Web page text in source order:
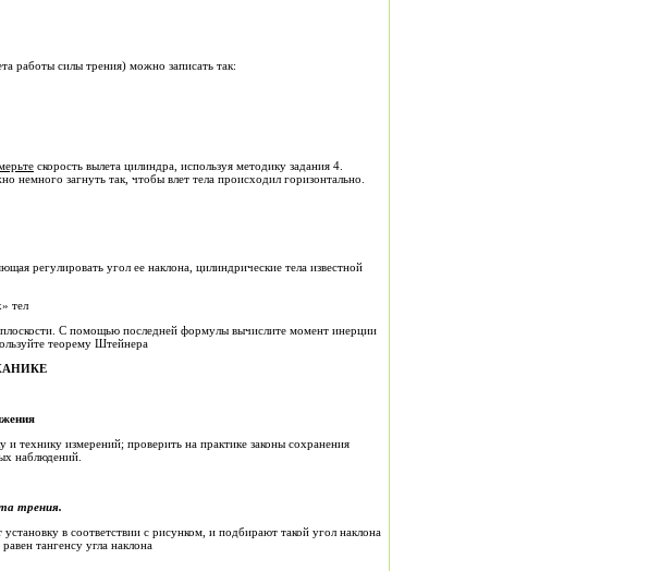
работы силы трения) можно записать так:
скорость вылета цилиндра, используя методику задания 4.
загнуть так, чтобы влет тела происходил горизонтально.
регулировать угол ее наклона, цилиндрические тела известной
тел
С помощью последней формулы вычислите момент инерции
теорему Штейнера
В МЕХАНИКЕ
технику измерений; проверить на практике законы сохранения
наблюдений.
трения.
трения скольжения шайбы о поверхность линейки-желоба собирают установку в соответствии с рисунком, и подбирают такой угол наклона
её поверхности. Коэффициент трения в этом случае равен тангенсу угла наклона